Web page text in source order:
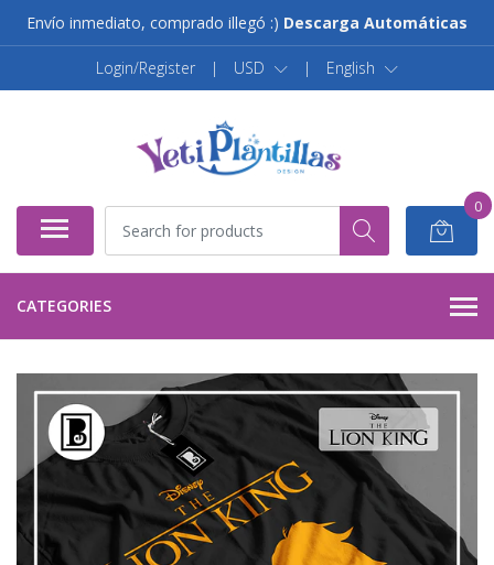
Envío inmediato, comprado illegó :) Descarga Automáticas
Login/Register | USD | English
0
CATEGORIES